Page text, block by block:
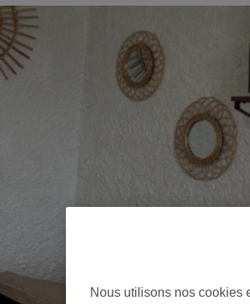
Nous utilisons nos cookies